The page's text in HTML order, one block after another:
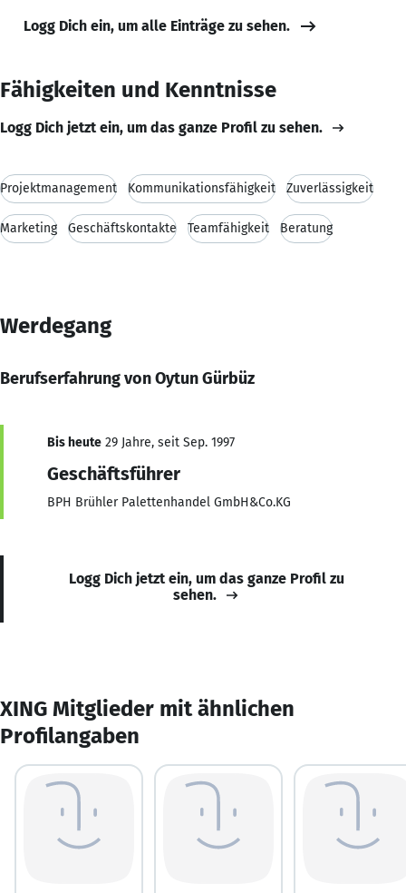
Logg Dich ein, um alle Einträge zu sehen.
Fähigkeiten und Kenntnisse
Logg Dich jetzt ein, um das ganze Profil zu sehen.
Projektmanagement Kommunikationsfähigkeit Zuverlässigkeit
Marketing Geschäftskontakte Teamfähigkeit Beratung
Werdegang
Berufserfahrung von Oytun Gürbüz
Bis heute 29 Jahre, seit Sep. 1997
Geschäftsführer
BPH Brühler Palettenhandel GmbH&Co.KG
Logg Dich jetzt ein, um das ganze Profil zu
sehen.
XING Mitglieder mit ähnlichen
Profilangaben